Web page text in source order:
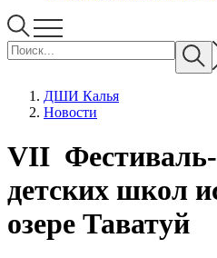
ДШИ Калья
Новости
VII
детских школ
озере Таватуй